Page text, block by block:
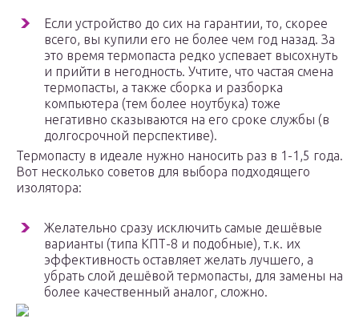
Если устройство до сих на гарантии, то, скорее
всего, вы купили его не более чем год назад. За
это время термопаста редко успевает высохнуть
и прийти в негодность. Учтите, что частая смена
термопасты, а также сборка и разборка
компьютера (тем более ноутбука) тоже
негативно сказываются на его сроке службы (в
долгосрочной перспективе).
Термопасту в идеале нужно наносить раз в 1-1,5 года.
Вот несколько советов для выбора подходящего
изолятора:
Желательно сразу исключить самые дешёвые
варианты (типа КПТ-8 и подобные), т.к. их
эффективность оставляет желать лучшего, а
убрать слой дешёвой термопасты, для замены на
более качественный аналог, сложно.